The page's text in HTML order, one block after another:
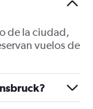
de la ciudad,
vuelos de